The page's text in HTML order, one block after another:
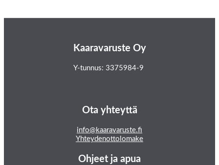
Kaaravaruste Oy
Y-tunnus: 3375984-9
Ota yhteyttä
info@kaaravaruste.fi
Yhteydenottolomake
Ohjeet ja apua